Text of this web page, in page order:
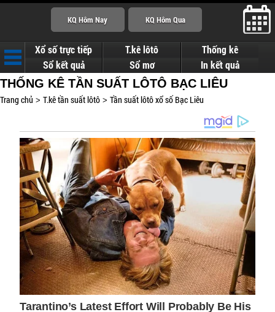
Xổ số trực tiếp T.kê lôtô
Thống kê
Sổ kết quả
Sổ mơ In kết quả
THỐNG KÊ TẦN SUẤT LÔTÔ BẠC LIÊU
Trang chủ > T.kê tần suất lôtô > Tần suất lôtô xổ số Bạc Liêu